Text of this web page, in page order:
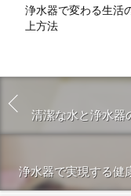
浄水器で変わる生活
上方法
清潔な水と浄水器
浄水器で実現する健